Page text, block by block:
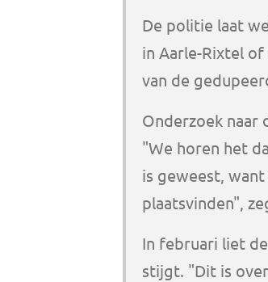
De politie laat
in Aarle-Rixtel
van de
Onderzoek naar
"We horen het
is geweest,
plaatsvinden",
In februari liet
stijgt. "Dit is